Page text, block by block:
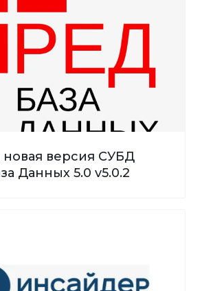
версия СУБД
Данных 5.0 v5.0.2